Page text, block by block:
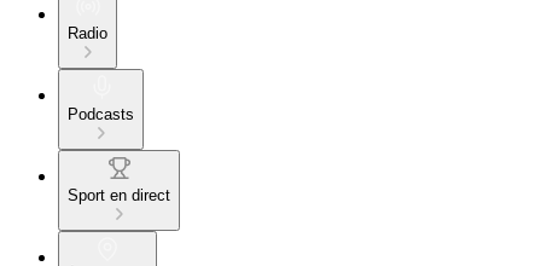
Radio
Podcasts
Sport en direct